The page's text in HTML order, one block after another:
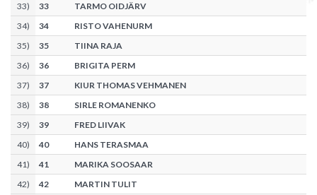
33) 33
TARMO OIDJÄRV
34) 34
RISTO VAHENURM
35) 35
TIINA RAJA
36) 36
BRIGITA PERM
37) 37
KIUR THOMAS VEHMANEN
38) 38
SIRLE ROMANENKO
39) 39
FRED LIIVAK
40) 40
HANS TERASMAA
41) 41
MARIKA SOOSAAR
42) 42
MARTIN TULIT